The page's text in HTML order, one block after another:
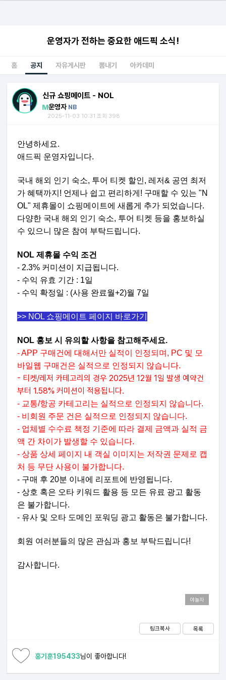
운영자가 전하는 중요한 애드픽 소식!
홈 공지 자유게시판 뽐내기 아카데미
신규 쇼핑메이트 - NOL
운영자 NB
2025-11-03 10:31 조회:398
안녕하세요.
애드픽 운영자입니다.
국내 해외 인기 숙소, 투어 티켓 할인, 레저& 공연 최저
가 혜택까지! 언제나 쉽고 편리하게! 구매할 수 있는 "N
OL" 제휴몰이 쇼핑메이트에 새롭게 추가 되었습니다.
다양한 국내 해외 인기 숙소, 투어 티켓 등을 홍보하실
수 있으니 많은 참여 부탁드립니다.
NOL 제휴몰 수익 조건
- 2.3% 커미션이 지급됩니다.
- 수익 유효 기간 : 1일
- 수익 확정일 : (사용 완료월+2)월 7일
>> NOL 쇼핑메이트 페이지 바로가기
NOL 홍보 시 유의할 사항을 참고해주세요.
- APP 구매건에 대해서만 실적이 인정되며, PC 및 모
바일웹 구매건은 실적으로 인정되지 않습니다.
- 티켓/레저 카테고리의 경우 2025년 12월 1일 발생 예약건
부터 1.58% 커미션이 적용됩니다.
- 교통/항공 카테고리는 실적으로 인정되지 않습니다.
- 비회원 주문 건은 실적으로 인정되지 않습니다.
- 업체별 수수료 책정 기준에 따라 결제 금액과 실적 금
액 간 차이가 발생할 수 있습니다.
- 상품 상세 페이지 내 객실 이미지는 저작권 문제로 캡
처 등 무단 사용이 불가합니다.
- 구매 후 20분 이내에 리포트에 반영됩니다.
- 상호 혹은 오타 키워드 활용 등 모든 유료 광고 활동
은 불가합니다.
- 유사 및 오타 도메인 포워딩 광고 활동은 불가합니다.
회원 여러분들의 많은 관심과 홍보 부탁드립니다!
감사합니다.
야놀자
링크복사 목록
홍기훈195433님이 좋아합니다!